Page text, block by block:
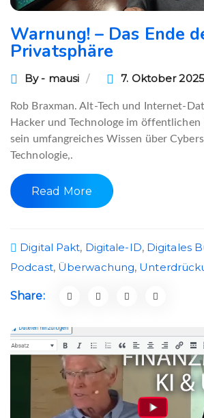
Warnung! – Das Ende
Privatsphäre
By - mausi 7. Oktober 2025
Rob Braxman. Alt-Tech und Internet-
Hacker und Technologe im öffentlichen
sein umfangreiches Wissen über
Technologie,.
Read More
Digital Pakt, Digitale-ID, Digitales
Podcast, Überwachung,
Share: